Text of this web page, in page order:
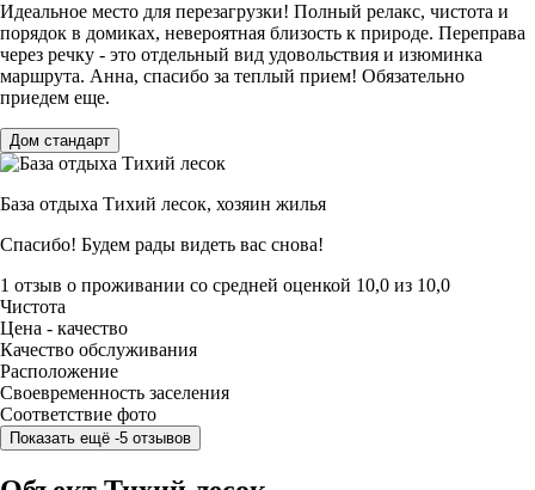
Идеальное место для перезагрузки! Полный релакс, чистота и
порядок в домиках, невероятная близость к природе. Переправа
через речку - это отдельный вид удовольствия и изюминка
маршрута. Анна, спасибо за теплый прием! Обязательно
приедем еще.
Дом стандарт
База отдыха Тихий лесок, хозяин жилья
Спасибо! Будем рады видеть вас снова!
1 отзыв о проживании со средней оценкой 10,0 из 10,0
Чистота
Цена - качество
Качество обслуживания
Расположение
Своевременность заселения
Соответствие фото
Показать ещё -5 отзывов